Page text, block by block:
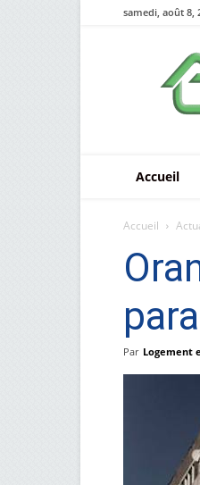
samedi, août 8,
Le
en
Accueil
Accueil
Par Logement